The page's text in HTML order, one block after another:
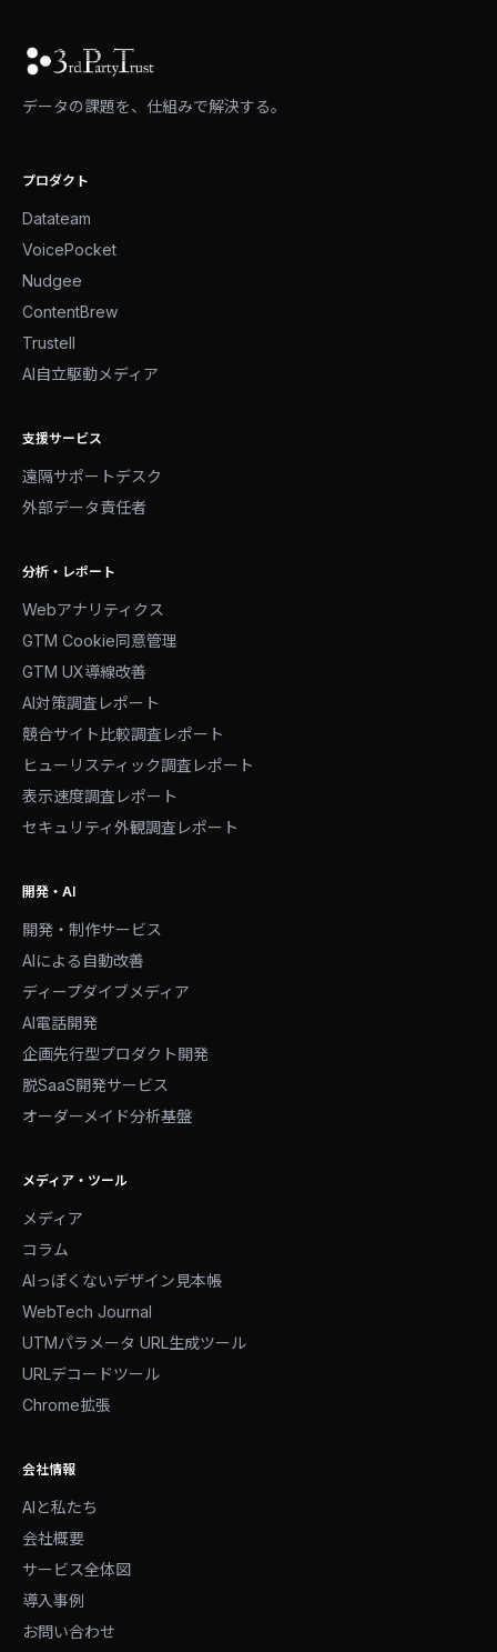
データの課題を、仕組みで解決する。
プロダクト
Datateam
VoicePocket
Nudgee
ContentBrew
Trustell
AI自立駆動メディア
支援サービス
遠隔サポートデスク
外部データ責任者
分析・レポート
Webアナリティクス
GTM Cookie同意管理
GTM UX導線改善
AI対策調査レポート
競合サイト比較調査レポート
ヒューリスティック調査レポート
表示速度調査レポート
セキュリティ外観調査レポート
開発・AI
開発・制作サービス
AIによる自動改善
ディープダイブメディア
AI電話開発
企画先行型プロダクト開発
脱SaaS開発サービス
オーダーメイド分析基盤
メディア・ツール
メディア
コラム
AIっぽくないデザイン見本帳
WebTech Journal
UTMパラメータ URL生成ツール
URLデコードツール
Chrome拡張
会社情報
AIと私たち
会社概要
サービス全体図
導入事例
お問い合わせ